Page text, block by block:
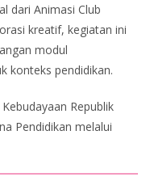
dari Animasi Club
kreatif, kegiatan ini
modul
konteks pendidikan.
Republik
Pendidikan melalui